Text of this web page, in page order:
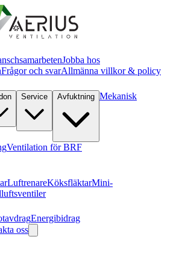
Jobba hos
Frågor och svarAllmänna villkor & policy
Service Avfuktning Mekanisk
Ventilation för BRF
LuftrenareKöksfläktarMini-
Energibidrag
oss